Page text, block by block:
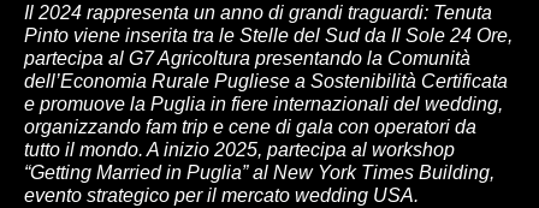
Il 2024 rappresenta un anno di grandi traguardi: Tenuta
Pinto viene inserita tra le Stelle del Sud da Il Sole 24 Ore,
partecipa al G7 Agricoltura presentando la Comunità
dell’Economia Rurale Pugliese a Sostenibilità Certificata
e promuove la Puglia in fiere internazionali del wedding,
organizzando fam trip e cene di gala con operatori da
tutto il mondo. A inizio 2025, partecipa al workshop
“Getting Married in Puglia” al New York Times Building,
evento strategico per il mercato wedding USA.